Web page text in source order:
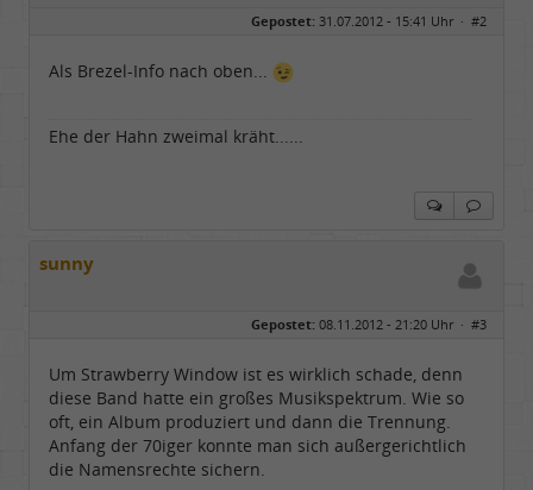
Dabei seit:
11 / 2006
Gepostet: 31.07.2012 - 15:41 Uhr · #2
Als Brezel-Info nach oben...
Ehe der Hahn zweimal kräht......
sunny
Gepostet: 08.11.2012 - 21:20 Uhr · #3
Um Strawberry Window ist es wirklich schade, denn
diese Band hatte ein großes Musikspektrum. Wie so
oft, ein Album produziert und dann die Trennung.
Anfang der 70iger konnte man sich außergerichtlich
die Namensrechte sichern.